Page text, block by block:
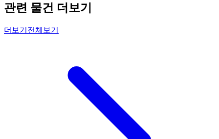
관련 물건 더보기
더보기 전체보기